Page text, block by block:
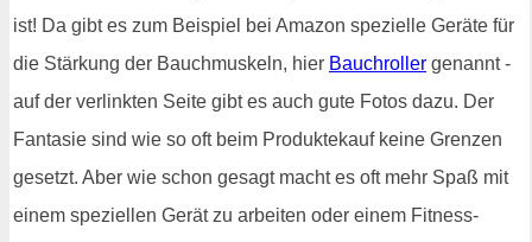
ist! Da gibt es zum Beispiel bei Amazon spezielle Geräte für
die Stärkung der Bauchmuskeln, hier Bauchroller genannt -
auf der verlinkten Seite gibt es auch gute Fotos dazu. Der
Fantasie sind wie so oft beim Produktekauf keine Grenzen
gesetzt. Aber wie schon gesagt macht es oft mehr Spaß mit
einem speziellen Gerät zu arbeiten oder einem Fitness-